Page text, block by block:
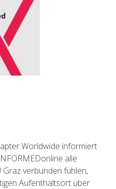
Worldwide informiert
alle
Graz verbunden fühlen,
Aufenthaltsort über